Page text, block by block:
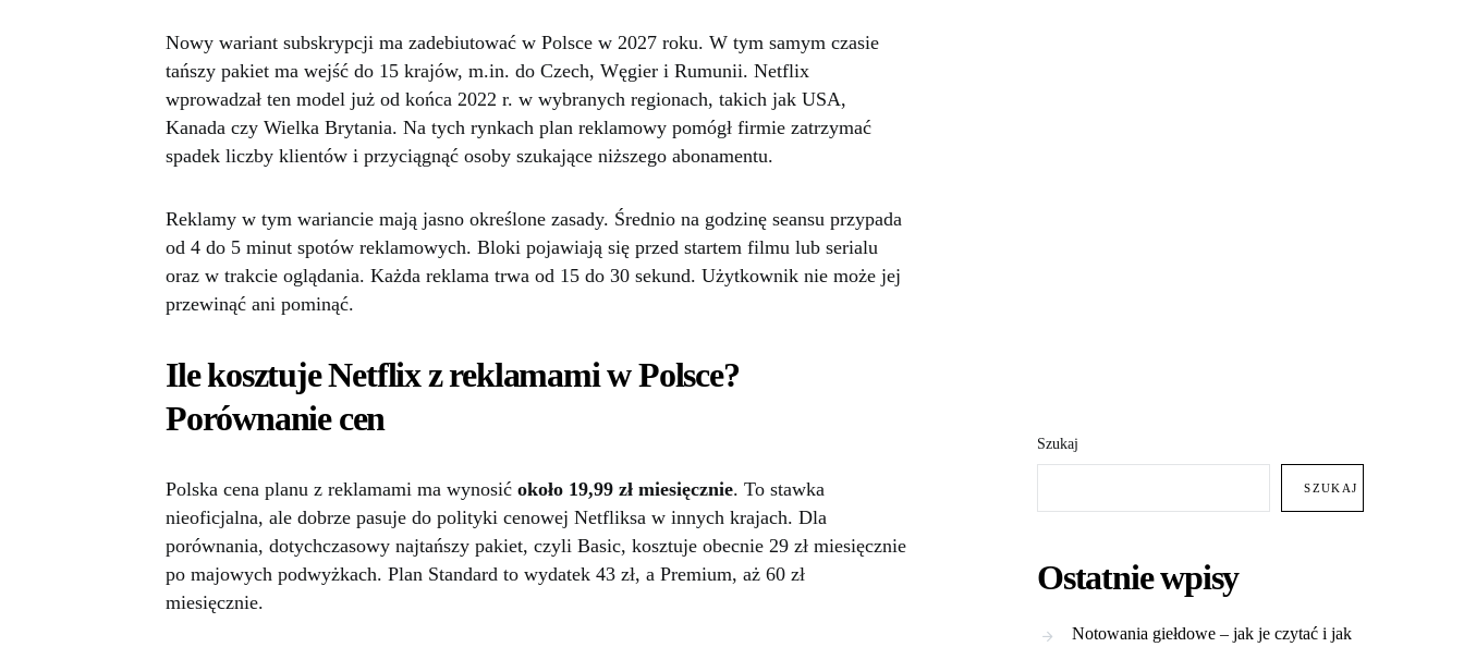
Nowy wariant subskrypcji ma zadebiutować w Polsce w 2027 roku. W tym samym czasie
tańszy pakiet ma wejść do 15 krajów, m.in. do Czech, Węgier i Rumunii. Netflix
wprowadzał ten model już od końca 2022 r. w wybranych regionach, takich jak USA,
Kanada czy Wielka Brytania. Na tych rynkach plan reklamowy pomógł firmie zatrzymać
spadek liczby klientów i przyciągnąć osoby szukające niższego abonamentu.
Reklamy w tym wariancie mają jasno określone zasady. Średnio na godzinę seansu przypada
od 4 do 5 minut spotów reklamowych. Bloki pojawiają się przed startem filmu lub serialu
oraz w trakcie oglądania. Każda reklama trwa od 15 do 30 sekund. Użytkownik nie może jej
przewinąć ani pominąć.
Ile kosztuje Netflix z reklamami w Polsce?
Porównanie cen
Polska cena planu z reklamami ma wynosić około 19,99 zł miesięcznie. To stawka
nieoficjalna, ale dobrze pasuje do polityki cenowej Netfliksa w innych krajach. Dla
porównania, dotychczasowy najtańszy pakiet, czyli Basic, kosztuje obecnie 29 zł miesięcznie
po majowych podwyżkach. Plan Standard to wydatek 43 zł, a Premium, aż 60 zł
miesięcznie.
Szukaj
SZUKAJ
Ostatnie wpisy
Notowania giełdowe – jak je czytać i jak